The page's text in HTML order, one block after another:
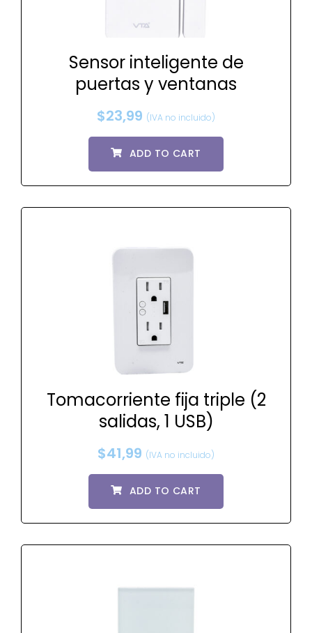
Sensor inteligente de
puertas y ventanas
$23,99 (IVA no incluido)
ADD TO CART
Tomacorriente fija triple (2
salidas, 1 USB)
$41,99 (IVA no incluido)
ADD TO CART